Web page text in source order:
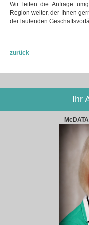
Wir leiten die Anfrage
Region weiter, der Ihnen
der laufenden
zurück
Ihr